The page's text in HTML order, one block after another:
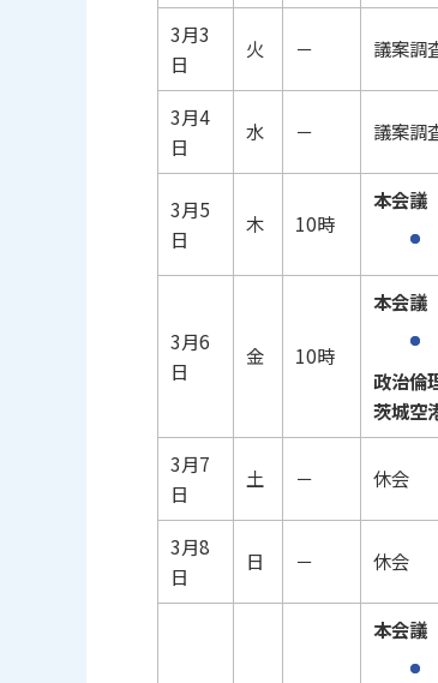
3月3
日
火 － 議案調
3月4
日
水 － 議案調
3月5
日
木 10時
本会議
3月6
日
金 10時
本会議
政治倫
茨城空
3月7
日
土 － 休会
3月8
日
日 － 休会
本会議